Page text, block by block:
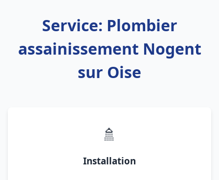
Service: Plombier
assainissement Nogent
sur Oise
🚿
Installation